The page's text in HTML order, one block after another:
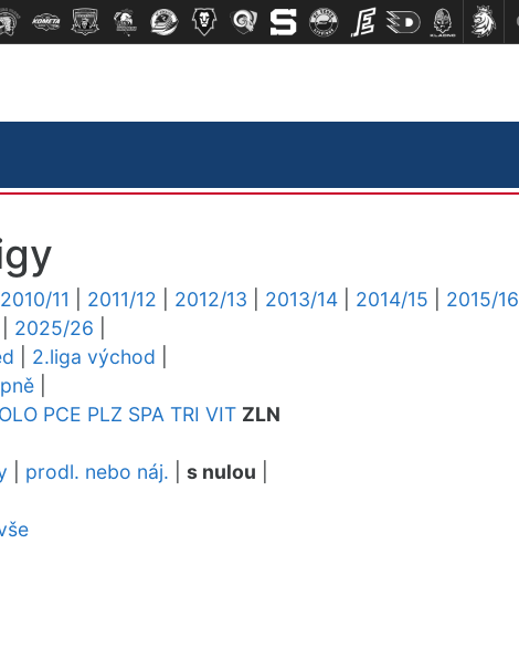
2010/11 2011/12 2012/13 2013/14 2014/15 2015/16
2025/26
2.liga východ
OLO PCE PLZ SPA TRI VIT ZLN
prodl. nebo náj. s nulou